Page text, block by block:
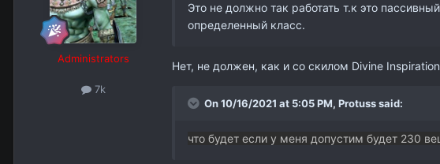
Administrators
7k
Это не должно так работать т.к это
определенный класс.
Нет, не должен, как и со скилом Divine Inspiration
On 10/16/2021 at 5:05 PM, Protusssaid:
что будет если у меня допустим будет 230